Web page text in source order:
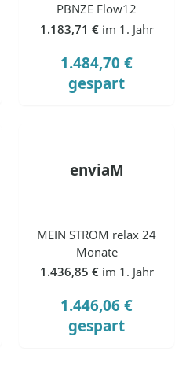
PBNZE Flow12
1.183,71 € im 1. Jahr
1.484,70 €
gespart
enviaM
MEIN STROM relax 24
Monate
1.436,85 € im 1. Jahr
1.446,06 €
gespart